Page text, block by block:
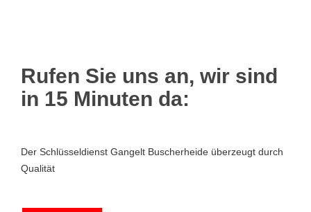
Rufen Sie uns an, wir sind
in 15 Minuten da:
Der Schlüsseldienst Gangelt Buscherheide überzeugt durch
Qualität